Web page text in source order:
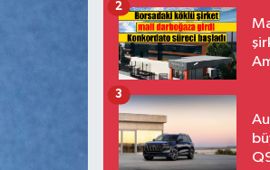
2
3